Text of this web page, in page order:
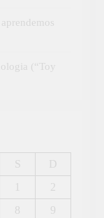
(“Toy
S
D
1
2
8
9